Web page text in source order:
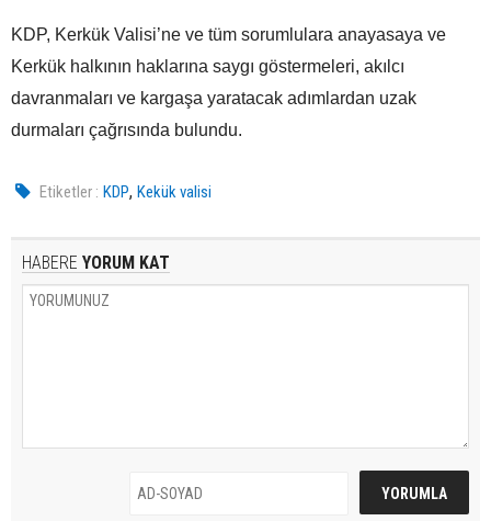
KDP, Kerkük Valisi’ne ve tüm sorumlulara anayasaya ve
Kerkük halkının haklarına saygı göstermeleri, akılcı
davranmaları ve kargaşa yaratacak adımlardan uzak
durmaları çağrısında bulundu.
Etiketler : KDP,Kekük valisi
HABERE YORUM KAT